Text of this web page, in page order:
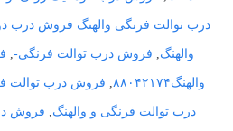
درب توالت فرنگی والهنگ فروش درب
والهنگ, فروش درب توالت فرنگی-,
والهنگ۸۸۰۴۲۱۷۴ ,
درب توالت فرنگی و والهنگ, فروش